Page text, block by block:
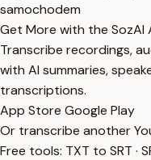
samochodem
Get More with the SozAI
Transcribe recordings,
with AI summaries,
transcriptions.
App Store Google Play
Or transcribe another
Free tools: TXT to SRT ·